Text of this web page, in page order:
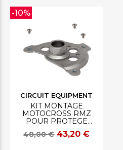
CIRCUIT EQUIPMENT
KIT MONTAGE
MOTOCROSS RMZ
POUR PROTEGE
DISQUE CIRCUIT
48,00 € 43,20 €
-10%